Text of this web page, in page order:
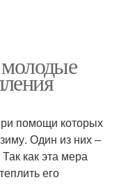
помощи которых
Один из них –
как эта мера
его